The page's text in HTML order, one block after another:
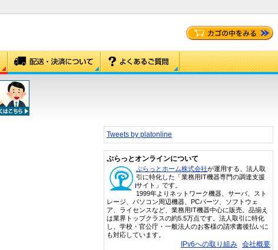
Tweets by platonline
ぷらっとオンラインについて
ぷらっとホーム株式会社が運用する、法人取
引に特化した「業務用IT機器専門の調達支援
サイト」です。
1999年よりネットワーク機器、サーバ、スト
レージ、パソコン周辺機器、PCパーツ、ソフトウェ
ア、ライセンスなど、業務用IT機器中心に販売。品揃え
は業界トップクラスの約5.5万点です。法人取引に特化
し、学校・官公庁・一般法人のお客様の請求書後払いに
も対応しています。
IPv6への取り組み 会社概要